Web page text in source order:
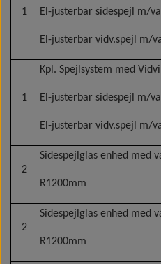
1 El-justerbar sidespejl m/
El-justerbar vidv.spejl m/
1
Kpl. Spejlsystem med
El-justerbar sidespejl m/
El-justerbar vidv.spejl m/
2
Sidespejlglas enhed med
R1200mm
2
Sidespejlglas enhed med
R1200mm